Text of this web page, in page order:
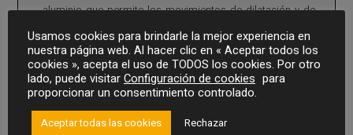
aluminio que permite los movimientos de dilatación y de
mortero, baldosas, etc.
MÁS INFORMACIÓN
Para junta de suelo en interiores y en exteriores de hasta 20
mm.
Adecuada para eltráfico pesado
SOLICITAR PRESUPUESTO
Usamos cookies para brindarle la mejor experiencia en
nuestra página web. Al hacer clic en « Aceptar todos los
cookies », acepta el uso de TODOS los cookies. Por otro
lado, puede visitarConfiguración de cookies para
proporcionar un consentimiento controlado.
Aceptar todas las cookies Rechazar